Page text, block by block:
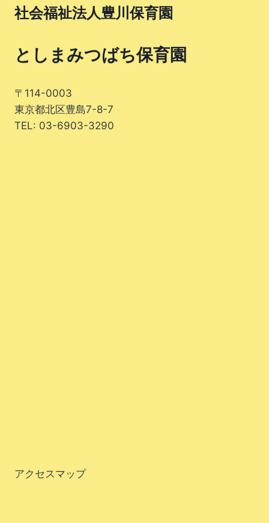
社会福祉法人豊川保育園
としまみつばち保育園
〒114-0003
東京都北区豊島7-8-7
TEL: 03-6903-3290
アクセスマップ